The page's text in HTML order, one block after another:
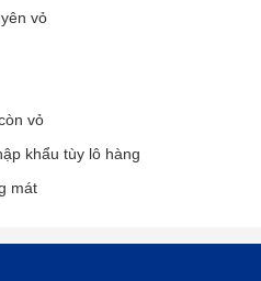
vỏ
vỏ
khẩu tùy lô hàng
mát